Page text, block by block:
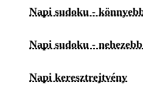
Napi sudoku -
Napi sudoku -
Napi keresztrejtvény